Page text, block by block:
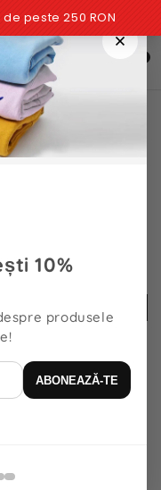
10%
produsele
ABONEAZĂ-TE